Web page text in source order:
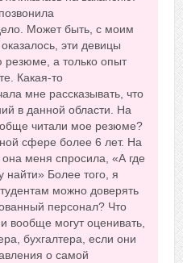
Может быть, с моим
эти девицы
резюме, а только опыт
Какая-то
мне рассказывать, что
в данной области. На
читали мое резюме?
сфере более 6 лет. На
меня спросила, «А где
найти» Более того, я
можно доверять
персонал? Что
вообще могут оценивать,
бухгалтера, если они
о самой